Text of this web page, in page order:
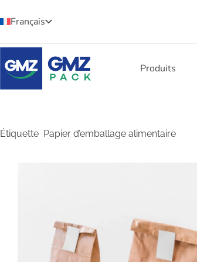
Français
Produits
Étiquette Papier d’emballage alimentaire